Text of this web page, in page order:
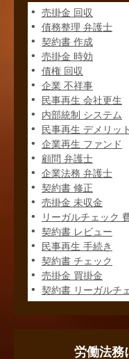
売掛金 回収
債務整理 弁護士
契約書 作成
売掛金 時効
債権 回収
企業 不祥事
民事再生 会社更生
内部統制 システム
民事再生 デメリット
企業再生 ファンド
顧問 弁護士
企業法務 弁護士
契約書 修正
売掛金 未収金
リーガルチェック
契約書 レビュー
民事再生 手続き
契約書 チェック
売掛金 買掛金
契約書 リーガルチ
労働法務